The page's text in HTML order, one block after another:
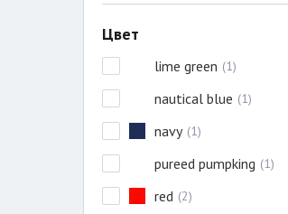
Цвет
lime green (1)
nautical blue (1)
navy (1)
pureed pumpking (1)
red (2)